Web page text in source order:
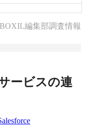
編集部調査情報
ービスの連